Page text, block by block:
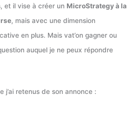
et il vise à créer un MicroStrategy à la
, mais avec une dimension
en plus. Mais vat’on gagner ou
auquel je ne peux répondre
j’ai retenus de son annonce :